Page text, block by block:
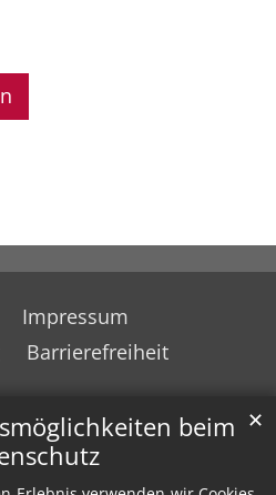
beim ✕
Impressum
Barrierefreiheit